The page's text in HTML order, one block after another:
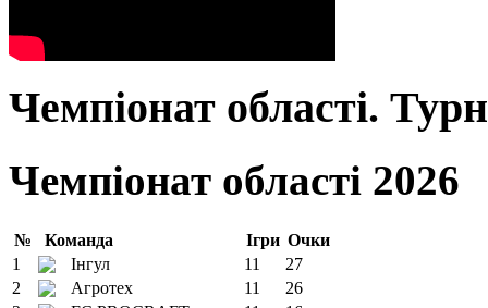
Чемпіонат області.
Чемпіонат області 2026
№ Команда Ігри Очки
1
Інгул 11
27
2
Агротех 11
26